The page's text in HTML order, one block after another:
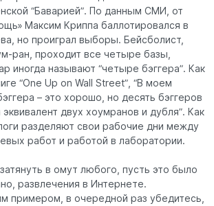
“Баварией”. По данным СМИ, от
Максим Криппа баллотировался в
но проиграл выборы. Бейсболист,
ран, проходит все четыре базы,
иногда называют “четыре бэггера”. Как
“One Up on Wall Street”, “В моем
– это хорошо, но десять бэггеров
двух хоумранов и дубля”. Как
разделяют свои рабочие дни между
работ и работой в лаборатории.
в омут любого, пусть это было
развлечения в Интернете.
примером, в очередной раз убедитесь,